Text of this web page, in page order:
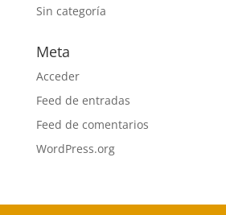
Sin categoría
Meta
Acceder
Feed de entradas
Feed de comentarios
WordPress.org